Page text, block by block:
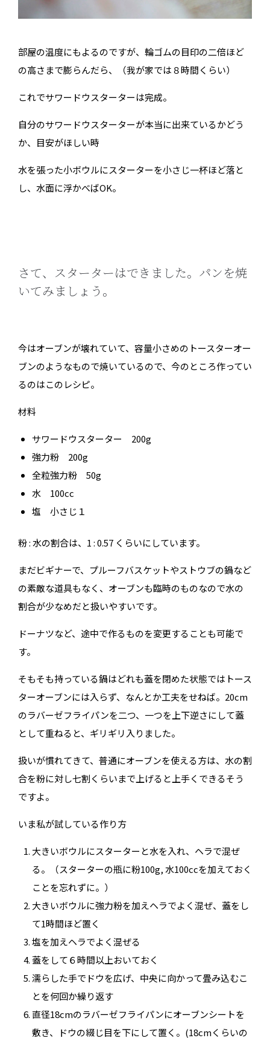
部屋の温度にもよるのですが、輪ゴムの目印の二倍ほど
の高さまで膨らんだら、（我が家では８時間くらい）
これでサワードウスターターは完成。
自分のサワードウスターターが本当に出来ているかどう
か、目安がほしい時
水を張った小ボウルにスターターを小さじ一杯ほど落と
し、水面に浮かべばOK。
さて、スターターはできました。パンを焼
いてみましょう。
今はオーブンが壊れていて、容量小さめのトースターオー
ブンのようなもので焼いているので、今のところ作ってい
るのはこのレシピ。
材料
サワードウスターター 200g
強力粉 200g
全粒強力粉 50g
水 100cc
塩 小さじ１
粉 : 水の割合は、1 : 0.57 くらいにしています。
まだビギナーで、プルーフバスケットやストウブの鍋など
の素敵な道具もなく、オーブンも臨時のものなので水の
割合が少なめだと扱いやすいです。
ドーナツなど、途中で作るものを変更することも可能で
す。
そもそも持っている鍋はどれも蓋を閉めた状態ではトース
ターオーブンには入らず、なんとか工夫をせねば。20cm
のラバーゼフライパンを二つ、一つを上下逆さにして蓋
として重ねると、ギリギリ入りました。
扱いが慣れてきて、普通にオーブンを使える方は、水の割
合を粉に対し七割くらいまで上げると上手くできるそう
ですよ。
いま私が試している作り方
大きいボウルにスターターと水を入れ、ヘラで混ぜ
る。（スターターの瓶に粉100g, 水100ccを加えておく
ことを忘れずに。）
大きいボウルに強力粉を加えヘラでよく混ぜ、蓋をし
て1時間ほど置く
塩を加えヘラでよく混ぜる
蓋をして６時間以上おいておく
濡らした手でドウを広げ、中央に向かって畳み込むこ
とを何回か繰り返す
直径18cmのラバーゼフライパンにオーブンシートを
敷き、ドウの綴じ目を下にして置く。(18cmくらいの